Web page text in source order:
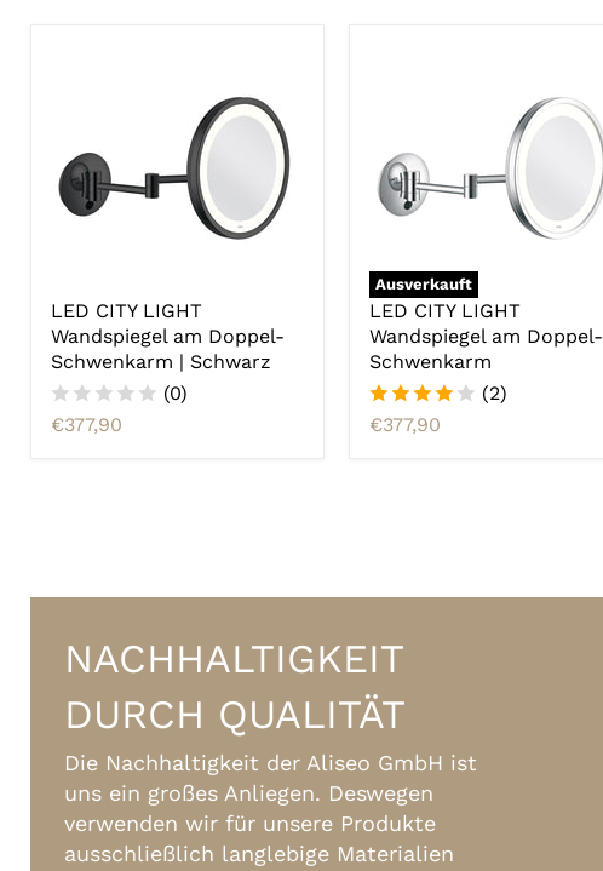
LED CITY LIGHT
Wandspiegel am Doppel-
Schwenkarm | Schwarz
(0)
€377,90
Ausverkauft
LED CITY LIGHT
Wandspiegel am Doppel-
Schwenkarm
(2)
€377,90
NACHHALTIGKEIT
DURCH QUALITÄT
Die Nachhaltigkeit der Aliseo GmbH ist
uns ein großes Anliegen. Deswegen
verwenden wir für unsere Produkte
ausschließlich langlebige Materialien